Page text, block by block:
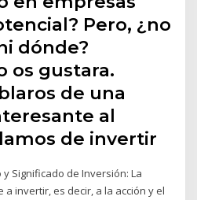
Pero, ¿no
dónde?
os gustara.
de una
al
de invertir
Significado de Inversión: La
invertir, es decir, a la acción y el